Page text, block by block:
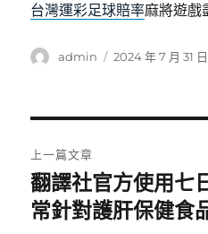
台灣運彩足球賠率麻將遊戲
作
admin
發
2024 年 7 月 31 日
章
導
上一篇文章
上
一
翻譯社官方使用七
常針對護肝保健食